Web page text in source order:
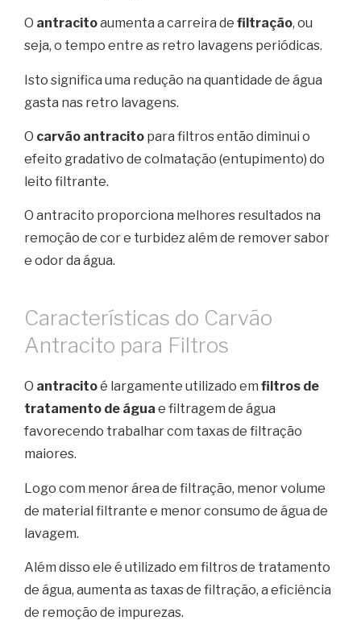
O antracitoaumenta a carreira de filtração, ou
seja, o tempo entre as retro lavagens periódicas.
Isto significa uma redução na quantidade de água
gasta nas retro lavagens.
O carvão antracito para filtros então diminui o
efeito gradativo de colmatação (entupimento) do
leito filtrante.
O antracito proporciona melhores resultados na
remoção de cor e turbidez além de remover sabor
e odor da água.
Características do Carvão
Antracito para Filtros
O antracitoé largamente utilizado em filtros de
tratamento de água e filtragem de água
favorecendo trabalhar com taxas de filtração
maiores.
Logo com menor área de filtração, menor volume
de material filtrante e menor consumo de água de
lavagem.
Além disso ele é utilizado em filtros de tratamento
de água, aumenta as taxas de filtração, a eficiência
de remoção de impurezas.